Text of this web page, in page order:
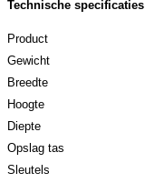
Technische specificaties
Product
Gewicht
Breedte
Hoogte
Diepte
Opslag tas
Sleutels